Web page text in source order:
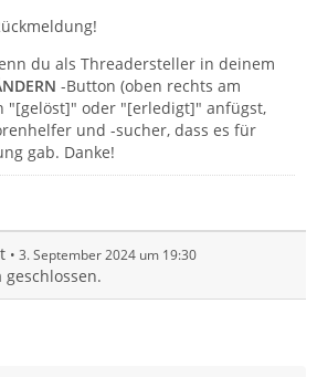
du als Threadersteller in deinem
-Button (oben rechts am
"[gelöst]" oder "[erledigt]" anfügst,
und -sucher, dass es für
gab. Danke!
3. September 2024 um 19:30
geschlossen.